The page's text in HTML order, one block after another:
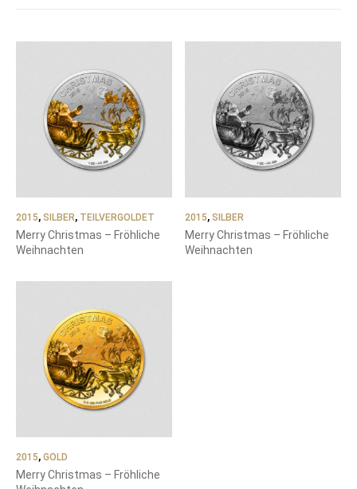
2015, SILBER, TEILVERGOLDET
Merry Christmas – Fröhliche
Weihnachten
2015,SILBER
Merry Christmas – Fröhliche
Weihnachten
2015, GOLD
Merry Christmas – Fröhliche